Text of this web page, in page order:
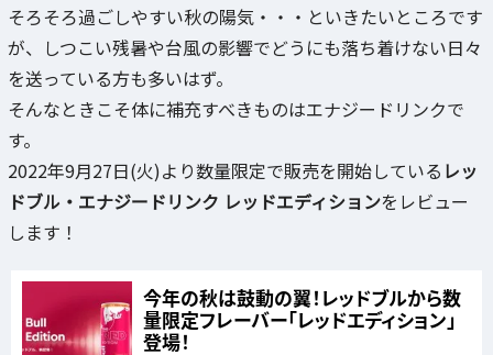
そろそろ過ごしやすい秋の陽気・・・といきたいところです
が、しつこい残暑や台風の影響でどうにも落ち着けない日々
を送っている方も多いはず。
そんなときこそ体に補充すべきものはエナジードリンクで
す。
2022年9月27日(火)より数量限定で販売を開始している レッ
ドブル・エナジードリンク レッドエディションをレビュー
します！